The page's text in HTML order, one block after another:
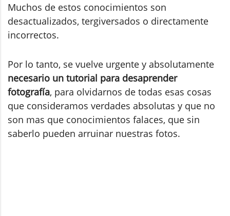
Muchos de estos conocimientos son
desactualizados, tergiversados o directamente
incorrectos.
Por lo tanto, se vuelve urgente y absolutamente
necesario un tutorial para desaprender
fotografía, para olvidarnos de todas esas cosas
que consideramos verdades absolutas y que no
son mas que conocimientos falaces, que sin
saberlo pueden arruinar nuestras fotos.